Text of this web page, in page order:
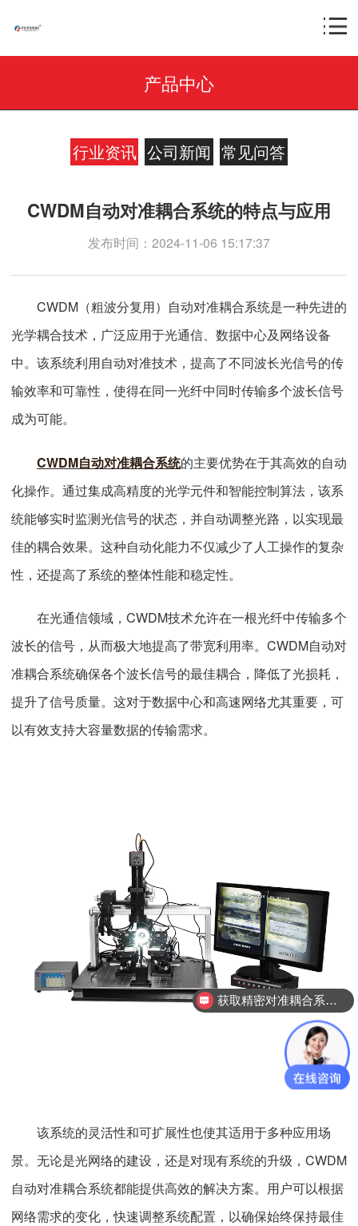
产品中心
行业资讯 公司新闻 常见问答
CWDM自动对准耦合系统的特点与应用
发布时间：2024-11-06 15:17:37
CWDM（粗波分复用）自动对准耦合系统是一种先进的
光学耦合技术，广泛应用于光通信、数据中心及网络设备
中。该系统利用自动对准技术，提高了不同波长光信号的传
输效率和可靠性，使得在同一光纤中同时传输多个波长信号
成为可能。
CWDM自动对准耦合系统的主要优势在于其高效的自动
化操作。通过集成高精度的光学元件和智能控制算法，该系
统能够实时监测光信号的状态，并自动调整光路，以实现最
佳的耦合效果。这种自动化能力不仅减少了人工操作的复杂
性，还提高了系统的整体性能和稳定性。
在光通信领域，CWDM技术允许在一根光纤中传输多个
波长的信号，从而极大地提高了带宽利用率。CWDM自动对
准耦合系统确保各个波长信号的最佳耦合，降低了光损耗，
提升了信号质量。这对于数据中心和高速网络尤其重要，可
以有效支持大容量数据的传输需求。
该系统的灵活性和可扩展性也使其适用于多种应用场
景。无论是光网络的建设，还是对现有系统的升级，CWDM
自动对准耦合系统都能提供高效的解决方案。用户可以根据
网络需求的变化，快速调整系统配置，以确保始终保持最佳
获取精密对准耦合系统技术方案